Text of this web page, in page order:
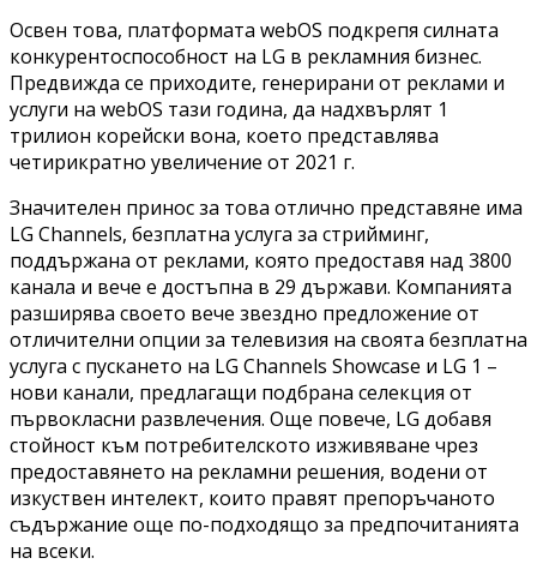
Освен това, платформата webOS подкрепя силната
конкурентоспособност на LG в рекламния бизнес.
Предвижда се приходите, генерирани от реклами и
услуги на webOS тази година, да надхвърлят 1
трилион корейски вона, което представлява
четирикратно увеличение от 2021 г.
Значителен принос за това отлично представяне има
LG Channels, безплатна услуга за стрийминг,
поддържана от реклами, която предоставя над 3800
канала и вече е достъпна в 29 държави. Компанията
разширява своето вече звездно предложение от
отличителни опции за телевизия на своята безплатна
услуга с пускането на LG Channels Showcase и LG 1 –
нови канали, предлагащи подбрана селекция от
първокласни развлечения. Още повече, LG добавя
стойност към потребителското изживяване чрез
предоставянето на рекламни решения, водени от
изкуствен интелект, които правят препоръчаното
съдържание още по-подходящо за предпочитанията
на всеки.